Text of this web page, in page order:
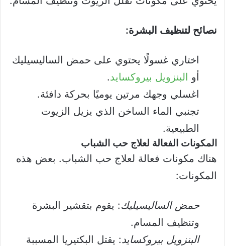
نصائح لتنظيف البشرة:
اختاري غسولًا يحتوي على حمض الساليسيليك
أو البنزويل بيروكسايد.
اغسلي وجهك مرتين يوميًا بحركة دافئة.
تجنبي الماء الساخن الذي يزيل الزيوت
الطبيعية.
المكونات الفعالة لعلاج حب الشباب
هناك مكونات فعالة لعلاج حب الشباب. بعض هذه
المكونات:
حمض الساليسيليك: يقوم بتقشير البشرة
وتنظيف المسام.
البنزويل بيروكسايد: يقتل البكتيريا المسببة